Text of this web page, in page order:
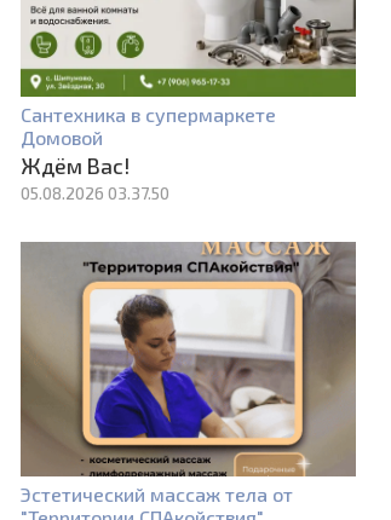
Сантехника в супермаркете
Домовой
Ждём Вас!
05.08.2026 03.37.50
Эстетический массаж тела от